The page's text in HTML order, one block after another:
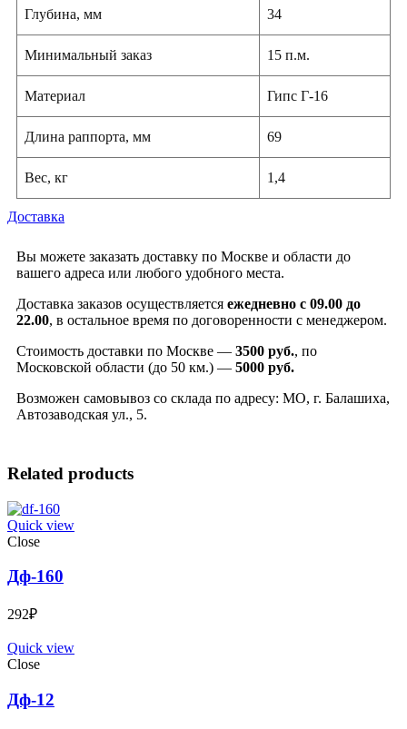
Глубина, мм 34
Минимальный заказ 15 п.м.
Материал Гипс Г-16
Длина раппорта, мм 69
Вес, кг 1,4
Доставка
Вы можете заказать доставку по Москве и области до
вашего адреса или любого удобного места.
Доставка заказов осуществляется ежедневно с 09.00 до
22.00, в остальное время по договоренности с менеджером.
Стоимость доставки по Москве — 3500 руб., по
Московской области (до 50 км.) — 5000 руб.
Возможен самовывоз со склада по адресу: МО, г. Балашиха,
Автозаводская ул., 5.
Related products
Quick view
Close
Дф-160
292₽
Quick view
Close
Дф-12